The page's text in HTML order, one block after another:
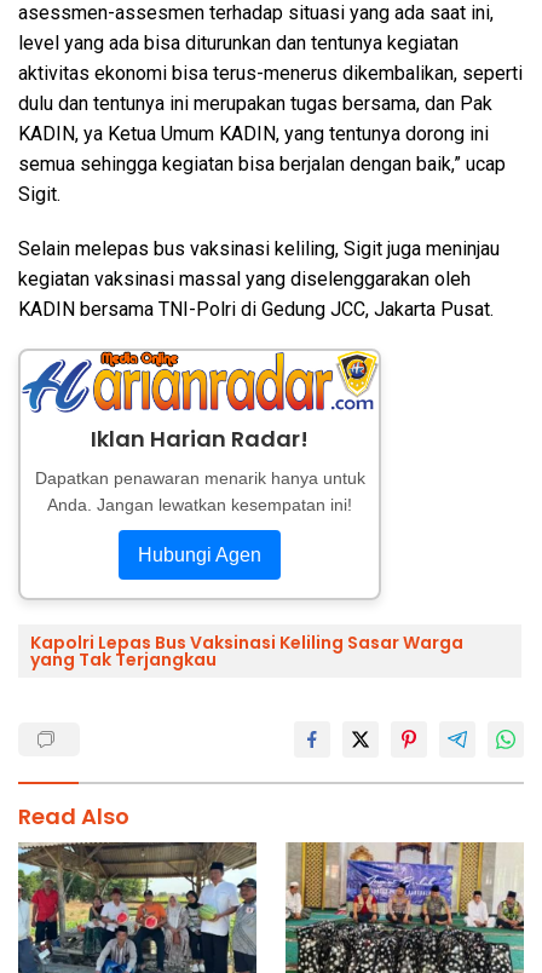
asessmen-assesmen terhadap situasi yang ada saat ini,
level yang ada bisa diturunkan dan tentunya kegiatan
aktivitas ekonomi bisa terus-menerus dikembalikan, seperti
dulu dan tentunya ini merupakan tugas bersama, dan Pak
KADIN, ya Ketua Umum KADIN, yang tentunya dorong ini
semua sehingga kegiatan bisa berjalan dengan baik,” ucap
Sigit.
Selain melepas bus vaksinasi keliling, Sigit juga meninjau
kegiatan vaksinasi massal yang diselenggarakan oleh
KADIN bersama TNI-Polri di Gedung JCC, Jakarta Pusat.
Iklan Harian Radar!
Dapatkan penawaran menarik hanya untuk
Anda. Jangan lewatkan kesempatan ini!
Hubungi Agen
Kapolri Lepas Bus Vaksinasi Keliling Sasar Warga
yang Tak Terjangkau
Read Also